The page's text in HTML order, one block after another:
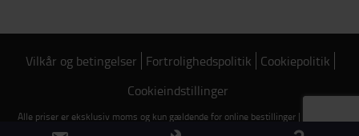
Vilkår og betingelser Fortrolighedspolitik Cookiepolitik
Cookieindstillinger
Alle priser er eksklusiv moms og kun gældende for online bestillinger | Copyright
2026 Toyota Material Handling Danmark | CVR: 62657014